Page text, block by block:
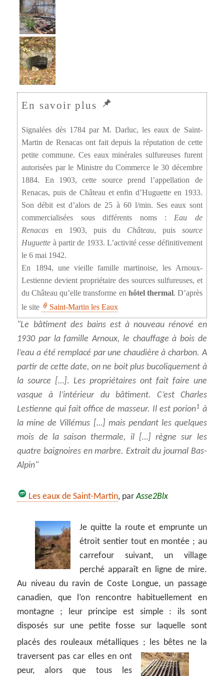
Signalées dès 1784 par M. Darluc, les eaux de Saint-
Martin de Renacas ont fait depuis la réputation de cette
petite commune. Ces eaux minérales sulfureuses furent
autorisées par le Ministre du Commerce le 30 décembre
1884. En 1903, cette source prend l’appellation de
Renacas, puis de Château et enfin d’Huguette en 1933.
Son débit est d’alors de 25 à 60 l/min. Ses eaux sont
commercialisées sous différents noms :Eau de
Renacas en 1903, puis du Château, puis source
Huguette à partir de 1933. L’activité cesse définitivement
le 6 mai 1942.
En 1894, une vieille famille martinoise, les Arnoux-
Lestienne devient propriétaire des sources sulfureuses, et
du Château qu’elle transforme en hôtel thermal. D’après
le site
Saint-Martin les Eaux
Le bâtiment des bains est à nouveau rénové en
1930 par la famille Arnoux, le chauffage à bois de
l’eau a été remplacé par une chaudière à charbon. A
partir de cette date, on ne boit plus bucoliquement à
la source […]. Les propriétaires ont fait faire une
vasque à l’intérieur du bâtiment. C’est Charles
Lestienne qui fait office de masseur. Il est porion1 à
la mine de Villémus […] mais pendant les quelques
mois de la saison thermale, il […] règne sur les
quatre baignoires en marbre. Extrait du journal Bas-
Alpin
Les eaux de Saint-Martin, parAsse2Blx
Je quitte la route et emprunte un
étroit sentier tout en montée ; au
carrefour suivant, un village
perché apparaît en ligne de mire.
Au niveau du ravin de Coste Longue, un passage
canadien, que l’on rencontre habituellement en
montagne ; leur principe est simple : ils sont
disposés sur une petite fosse sur laquelle sont
placés des rouleaux métalliques ; les bêtes ne la
traversent pas car elles en ont
peur, alors que tous les